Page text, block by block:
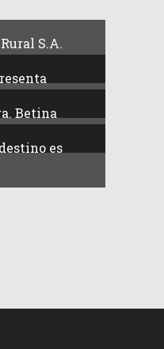
S.A.
Betina
es